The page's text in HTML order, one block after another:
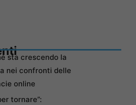
sta crescendo la
nei confronti delle
online
tornare”: